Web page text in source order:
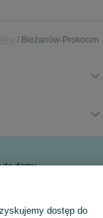
Bieżanów-Prokocim
do domu
dostęp do